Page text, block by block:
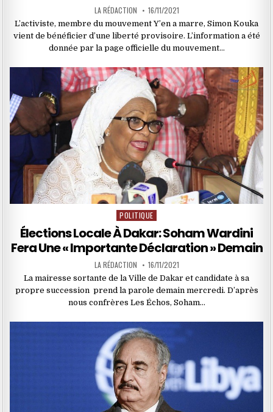
LA RÉDACTION 16/11/2021
L’activiste, membre du mouvement Y’en a marre, Simon Kouka
vient de bénéficier d’une liberté provisoire. L’information a été
donnée par la page officielle du mouvement…
Posted
in
POLITIQUE
Élections Locale À Dakar: Soham Wardini
Fera Une « Importante Déclaration » Demain
LA RÉDACTION 16/11/2021
La mairesse sortante de la Ville de Dakar et candidate à sa
propre succession prend la parole demain mercredi. D’après
nous confrères Les Échos, Soham…